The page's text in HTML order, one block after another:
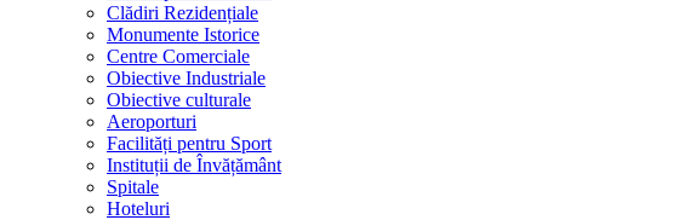
Clădiri Rezidențiale
Monumente Istorice
Centre Comerciale
Obiective Industriale
Obiective culturale
Aeroporturi
Facilități pentru Sport
Instituții de Învățământ
Spitale
Hoteluri